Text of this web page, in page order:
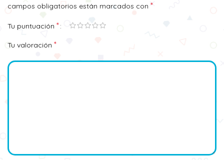
campos obligatorios están marcados con *
Tu puntuación *
Tu valoración *